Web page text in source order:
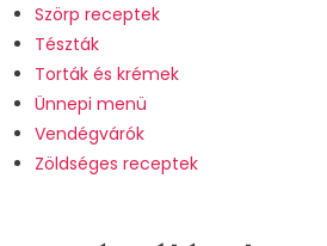
Szörp receptek
Tészták
Torták és krémek
Ünnepi menü
Vendégvárók
Zöldséges receptek